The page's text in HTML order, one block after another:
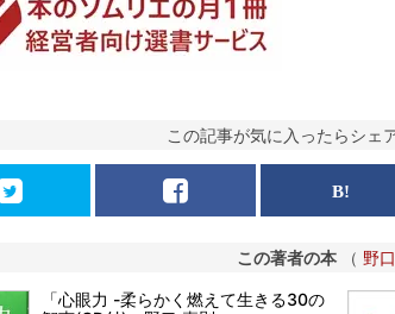
この記事が気に入ったらシェ
この著者の本 （ 野
「心眼力 -柔らかく燃えて生きる30の